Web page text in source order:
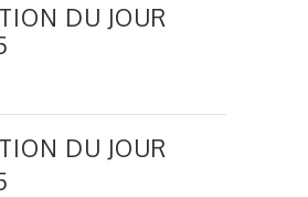
DU JOUR
DU JOUR